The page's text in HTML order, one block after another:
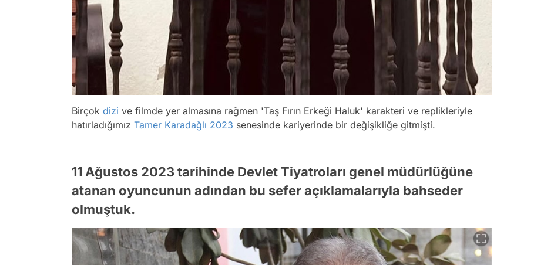
Birçok dizi ve filmde yer almasına rağmen 'Taş Fırın Erkeği Haluk' karakteri ve replikleriyle
hatırladığımız Tamer Karadağlı 2023 senesinde kariyerinde bir değişikliğe gitmişti.
11 Ağustos 2023 tarihinde Devlet Tiyatroları genel müdürlüğüne
atanan oyuncunun adından bu sefer açıklamalarıyla bahseder
olmuştuk.